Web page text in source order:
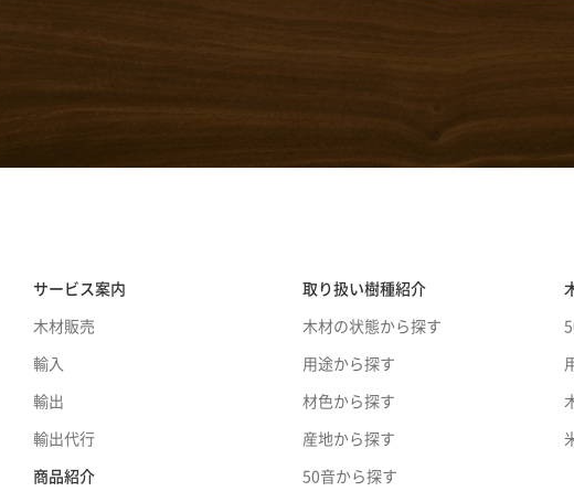
サービス案内
木材販売
輸入
輸出
輸出代行
商品紹介
取り扱い樹種紹介
木材の状態から探す
用途から探す
材色から探す
産地から探す
50音から探す